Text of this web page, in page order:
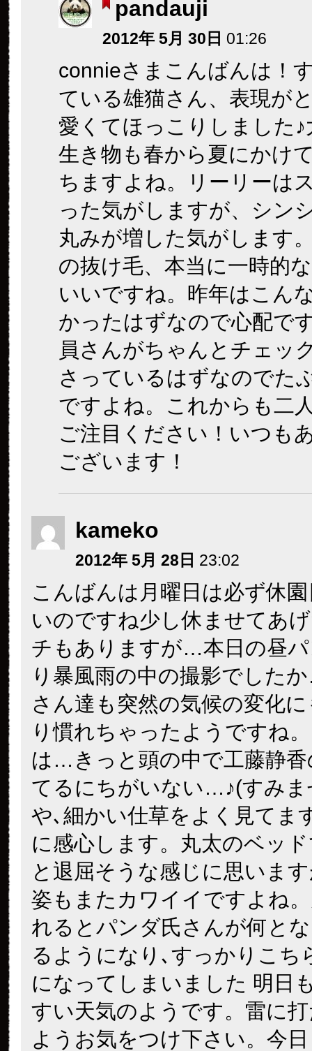
pandauji
2012年 5月 30日 01:26
connieさまこんばんは！
ている雄猫さん、表現が
愛くてほっこりしました♪
生き物も春から夏にかけ
ちますよね。リーリーは
った気がしますが、シン
丸みが増した気がします
の抜け毛、本当に一時的
いいですね。昨年はこん
かったはずなので心配で
員さんがちゃんとチェッ
さっているはずなのでた
ですよね。これからも二
ご注目ください！いつも
ございます！
kameko
2012年 5月 28日 23:02
こんばんは 月曜日は必ず休
いのですね少し休ませてあ
チもありますが…本日の昼
り暴風雨の中の撮影でした
さん達も突然の気候の変化
り慣れちゃったようですね
は…きっと頭の中で工藤静香
てるにちがいない…♪(すみ
や､細かい仕草をよく見てま
に感心します。丸太のベッ
と退屈そうな感じに思いま
姿もまたカワイイ ですよね
れるとパンダ氏さんが何と
るようになり､すっかりこち
になってしまいました 明日
すい天気のようです。雷に
ようお気をつけ下さい。今